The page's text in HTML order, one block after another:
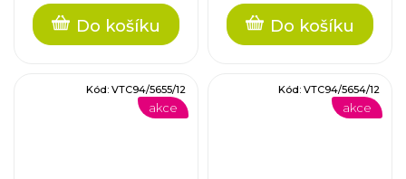
Do košíku Do košíku
akce
Kód: VTC94/5655/12
akce
Kód: VTC94/5654/12